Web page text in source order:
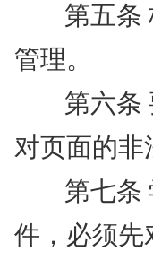
第五条
管理。
第六条
对页面的
第七条
件，必须先